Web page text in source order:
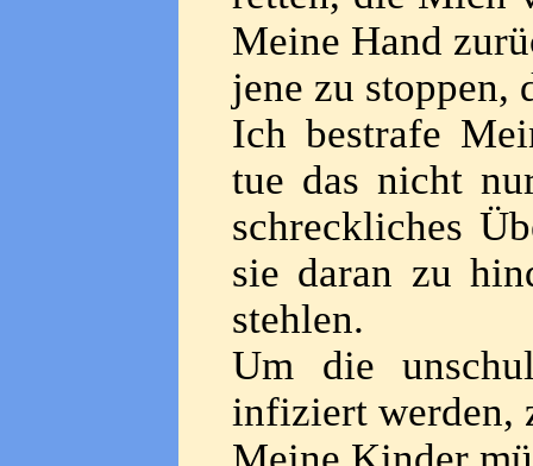
Meine Hand
jene zu stoppen,
Ich bestrafe
tue das nicht
schreckliches
sie daran zu
stehlen.
Um die
infiziert werden,